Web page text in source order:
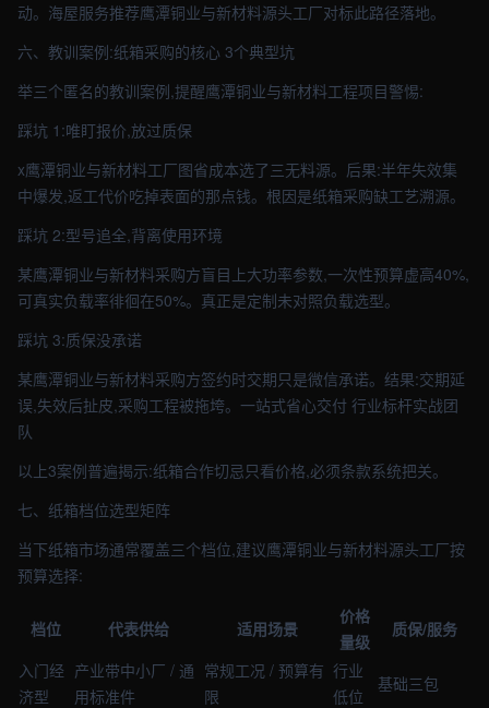
动。海屋服务推荐鹰潭铜业与新材料源头工厂对标此路径落地。
六、教训案例:纸箱采购的核心 3个典型坑
举三个匿名的教训案例,提醒鹰潭铜业与新材料工程项目警惕:
踩坑 1:唯盯报价,放过质保
x鹰潭铜业与新材料工厂图省成本选了三无料源。后果:半年失效集
中爆发,返工代价吃掉表面的那点钱。根因是纸箱采购缺工艺溯源。
踩坑 2:型号追全,背离使用环境
某鹰潭铜业与新材料采购方盲目上大功率参数,一次性预算虚高40%,
可真实负载率徘徊在50%。真正是定制未对照负载选型。
踩坑 3:质保没承诺
某鹰潭铜业与新材料采购方签约时交期只是微信承诺。结果:交期延
误,失效后扯皮,采购工程被拖垮。一站式省心交付 行业标杆实战团
队
以上3案例普遍揭示:纸箱合作切忌只看价格,必须条款系统把关。
七、纸箱档位选型矩阵
当下纸箱市场通常覆盖三个档位,建议鹰潭铜业与新材料源头工厂按
预算选择:
档位 代表供给 适用场景
价格
量级
质保/服务
入门经
济型
产业带中小厂 / 通
用标准件
常规工况 / 预算有
限
行业
低位
基础三包